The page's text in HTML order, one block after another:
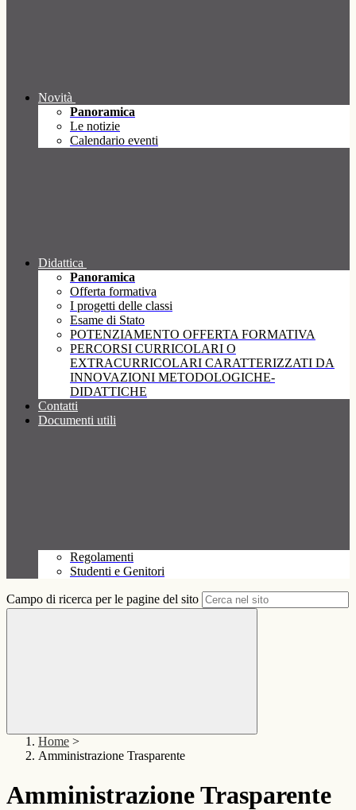
Novità
Panoramica
Le notizie
Calendario eventi
Didattica
Panoramica
Offerta formativa
I progetti delle classi
Esame di Stato
POTENZIAMENTO OFFERTA FORMATIVA
PERCORSI CURRICOLARI O
EXTRACURRICOLARI CARATTERIZZATI DA
INNOVAZIONI METODOLOGICHE-
DIDATTICHE
Contatti
Documenti utili
Regolamenti
Studenti e Genitori
Campo di ricerca per le pagine del sito
Home >
Amministrazione Trasparente
Amministrazione Trasparente